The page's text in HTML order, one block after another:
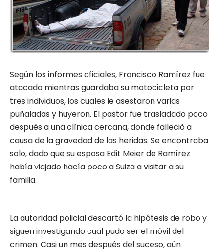
Según los informes oficiales, Francisco Ramírez fue
atacado mientras guardaba su motocicleta por
tres individuos, los cuales le asestaron varias
puñaladas y huyeron. El pastor fue trasladado poco
después a una clínica cercana, donde falleció a
causa de la gravedad de las heridas. Se encontraba
solo, dado que su esposa Edit Meier de Ramírez
había viajado hacía poco a Suiza a visitar a su
familia.
La autoridad policial descartó la hipótesis de robo y
siguen investigando cual pudo ser el móvil del
crimen. Casi un mes después del suceso, aún